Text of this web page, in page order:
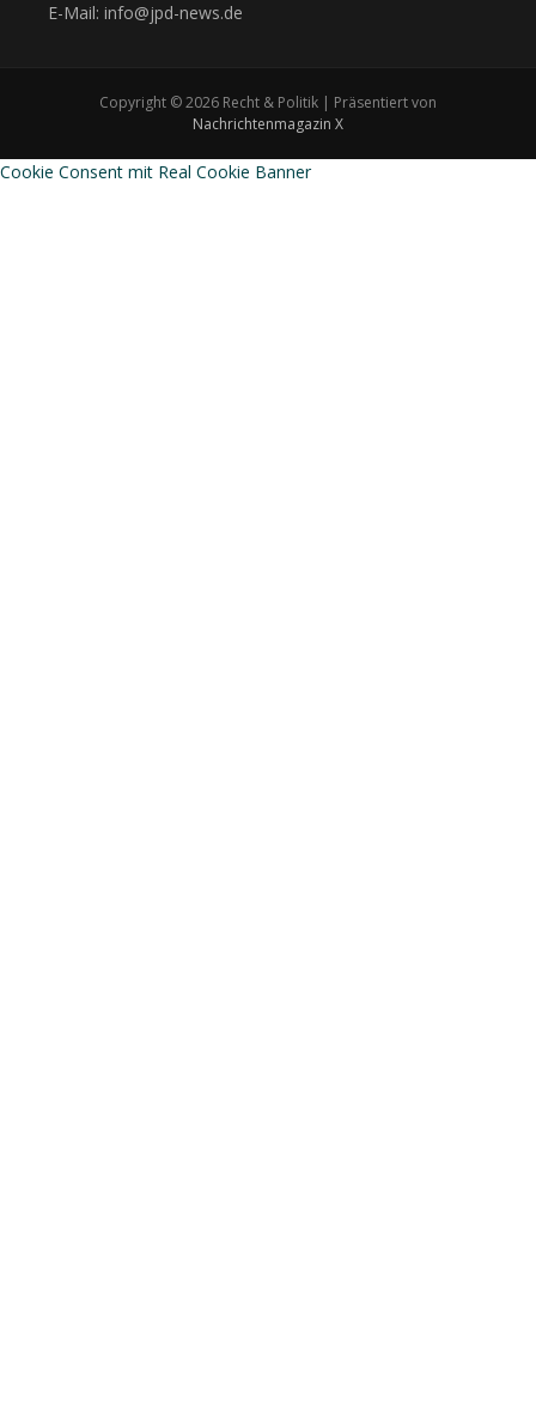
E-Mail: info@jpd-news.de
Copyright © 2026 Recht & Politik | Präsentiert von
Nachrichtenmagazin X
Cookie Consent mit Real Cookie Banner